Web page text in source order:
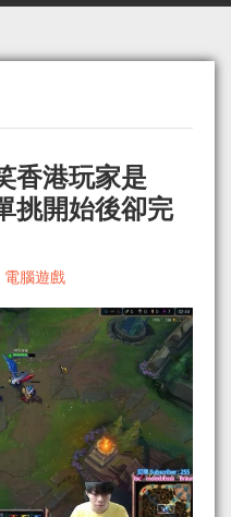
香港玩家是
挑開始後卻完
電腦遊戲